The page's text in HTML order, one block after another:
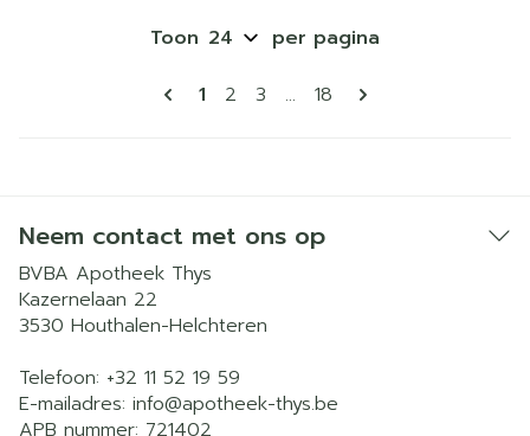
Pagina's
U lees momenteel pagina
1 Pagina
2 Pagina
3 ... Pagina
18
Toon per pagina
Neem contact met ons op
BVBA Apotheek Thys
Kazernelaan 22
3530 Houthalen-Helchteren
Telefoon: +32 11 52 19 59
E-mailadres: info@apotheek-thys.be
APB nummer: 721402